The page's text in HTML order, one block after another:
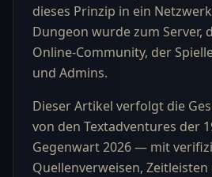
dieses Prinzip in ein
Dungeon wurde zum Server,
Online-Community, der
und Admins.
Dieser Artikel verfolgt die
von den Textadventures der
Gegenwart 2026 — mit
Quellenverweisen,